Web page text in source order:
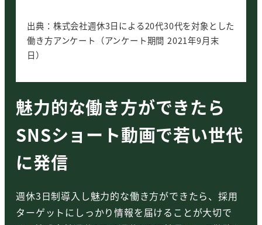
出典：株式会社週休3日による20代30代を対象とした
働き方アンケート（アンケート期間 2021年9月末
日）
魅力的な働き方ができたら
SNSショート動画で若い世代
に発信
週休3日制導入し魅力的な働き方ができたら、採用
ターゲットにしっかり情報を届けることが大切で